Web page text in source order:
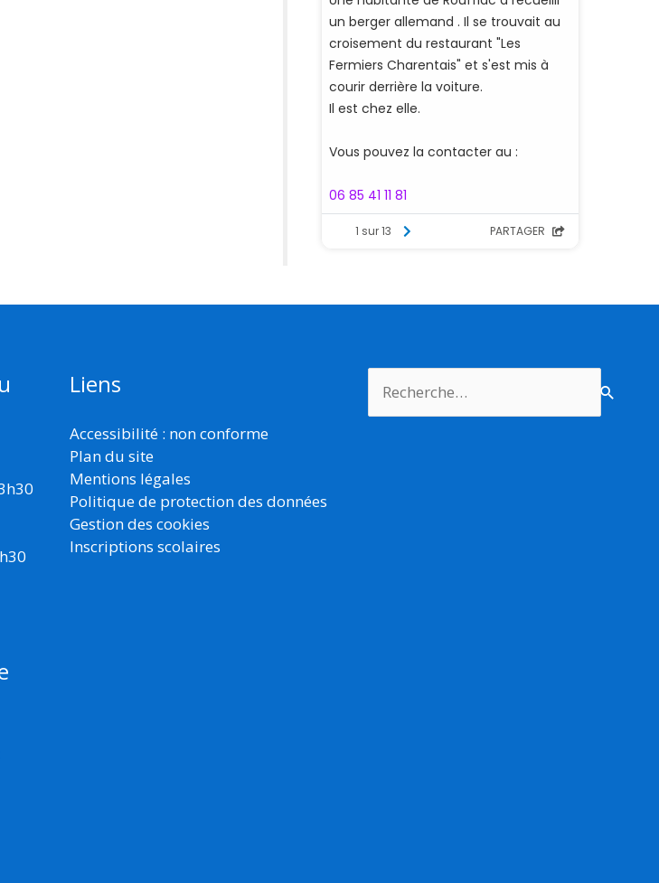
Liens
Accessibilité : non conforme
Plan du site
Mentions légales
Politique de protection des données
Gestion des cookies
Inscriptions scolaires